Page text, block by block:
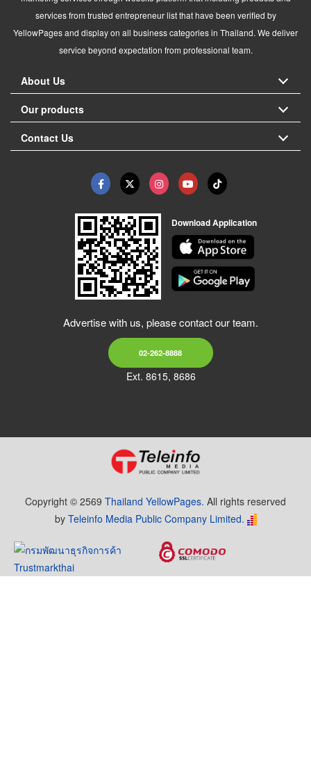
services from trusted entrepreneur list that have been verified by
YellowPages and display on all business categories in Thailand. We deliver
service beyond expectation from professional team.
About Us
Our products
Contact Us
Download Application
Advertise with us, please contact our team.
02-262-8888
Ext. 8615, 8686
Copyright © 2569 Thailand YellowPages. All rights reserved
by Teleinfo Media Public Company Limited.